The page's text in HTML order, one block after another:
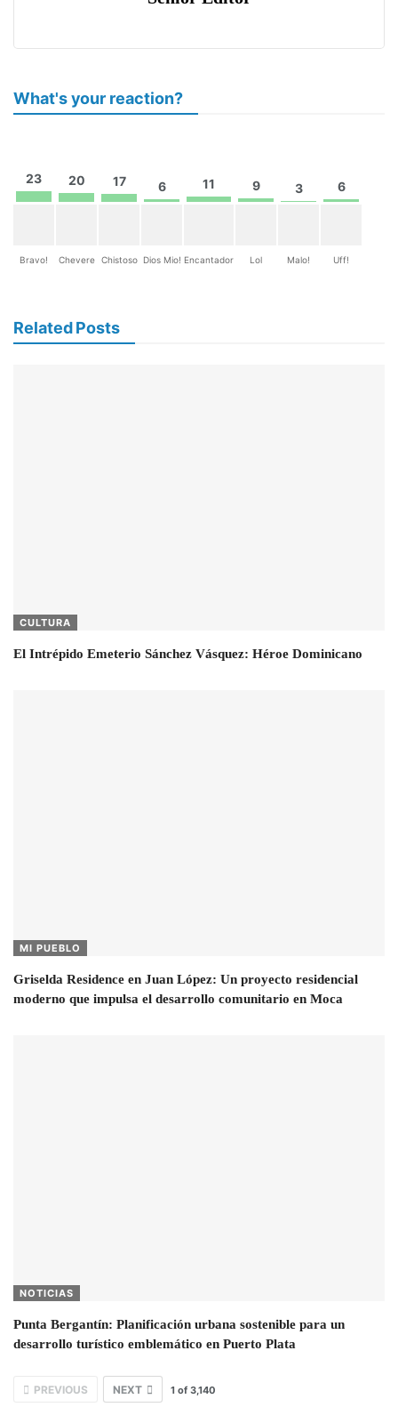
What's your reaction?
23
Bravo!
20
Chevere
17
Chistoso
6
Dios Mio!
11
Encantador
9
Lol
3
Malo!
6
Uff!
Related Posts
CULTURA
El Intrépido Emeterio Sánchez Vásquez: Héroe Dominicano
MI PUEBLO
Griselda Residence en Juan López: Un proyecto residencial
moderno que impulsa el desarrollo comunitario en Moca
NOTICIAS
Punta Bergantín: Planificación urbana sostenible para un
desarrollo turístico emblemático en Puerto Plata
PREVIOUS NEXT 1 of 3,140